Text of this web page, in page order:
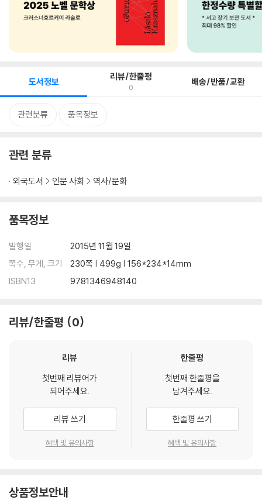
도서정보 리뷰/한줄평
0 배송/반품/교환
관련분류 품목정보
관련 분류
외국도서 인문 사회 역사/문화
품목정보
발행일
2015년 11월 19일
쪽수, 무게, 크기
230쪽 | 499g | 156*234*14mm
ISBN13
9781346948140
리뷰/한줄평 0
리뷰
첫번째 리뷰어가
되어주세요.
리뷰 쓰기
혜택 및 유의사항
한줄평
첫번째 한줄평을
남겨주세요.
한줄평 쓰기
혜택 및 유의사항
상품정보안내